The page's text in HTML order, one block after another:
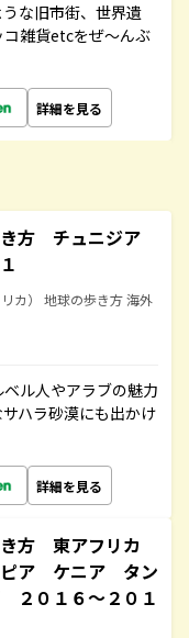
な旧市街、世界遺
雑貨etcをぜ～んぶ
詳細を見る
方 チュニジア
カ） 地球の歩き方 海外
ル人やアラブの魅力
ハラ砂漠にも出かけ
詳細を見る
方 東アフリカ
ア ケニア タン
０１６～２０１